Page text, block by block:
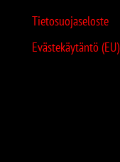
Tietosuojaseloste
Evästekäytäntö (EU)